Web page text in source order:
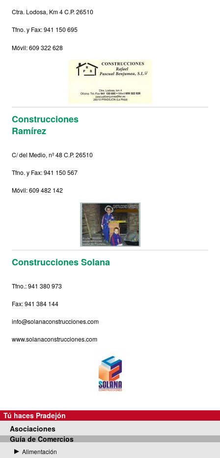
Tú haces Pradejón
Asociaciones
Guía de Comercios
de Comercios
Alimentación
Ctra. Lodosa, Km 4 C.P. 26510
Tfno. y Fax: 941 150 695
Móvil: 609 322 628
Construcciones
Ramírez
C/ del Medio, nº 48 C.P. 26510
Tfno. y Fax: 941 150 567
Móvil: 609 482 142
Construcciones Solana
Tfno.: 941 380 973
Fax: 941 384 144
info@solanaconstrucciones.com
www.solanaconstrucciones.com